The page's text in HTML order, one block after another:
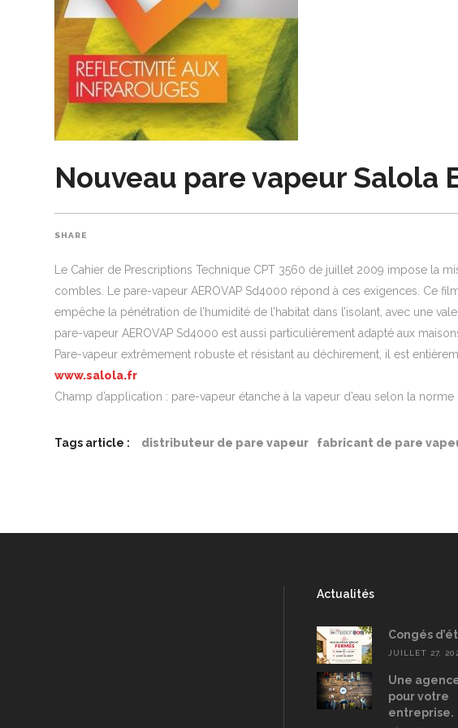
Nouveau pare vapeur Salola
SHARE
Le Cahier de Prescriptions Technique CPT 3560 de juillet 2009 impose la
combles. Le pare-vapeur AEROVAP Sd4000 répond à ces exigences. Ce
empêche la pénétration de l’humidité de l’habitat dans l’isolant, avec une
pare-vapeur AEROVAP Sd4000 est aussi particulièrement adapté aux
Pare-vapeur extrêmement robuste et résistant au déchirement, il est
www.salola.fr
Champ d’application : pare-vapeur étanche à la vapeur d’eau selon la norme
Tags article : distributeur de pare vapeur fabricant de pare
Actualités
Congés
JUILLET 27,
Une
pour votre
entreprise.